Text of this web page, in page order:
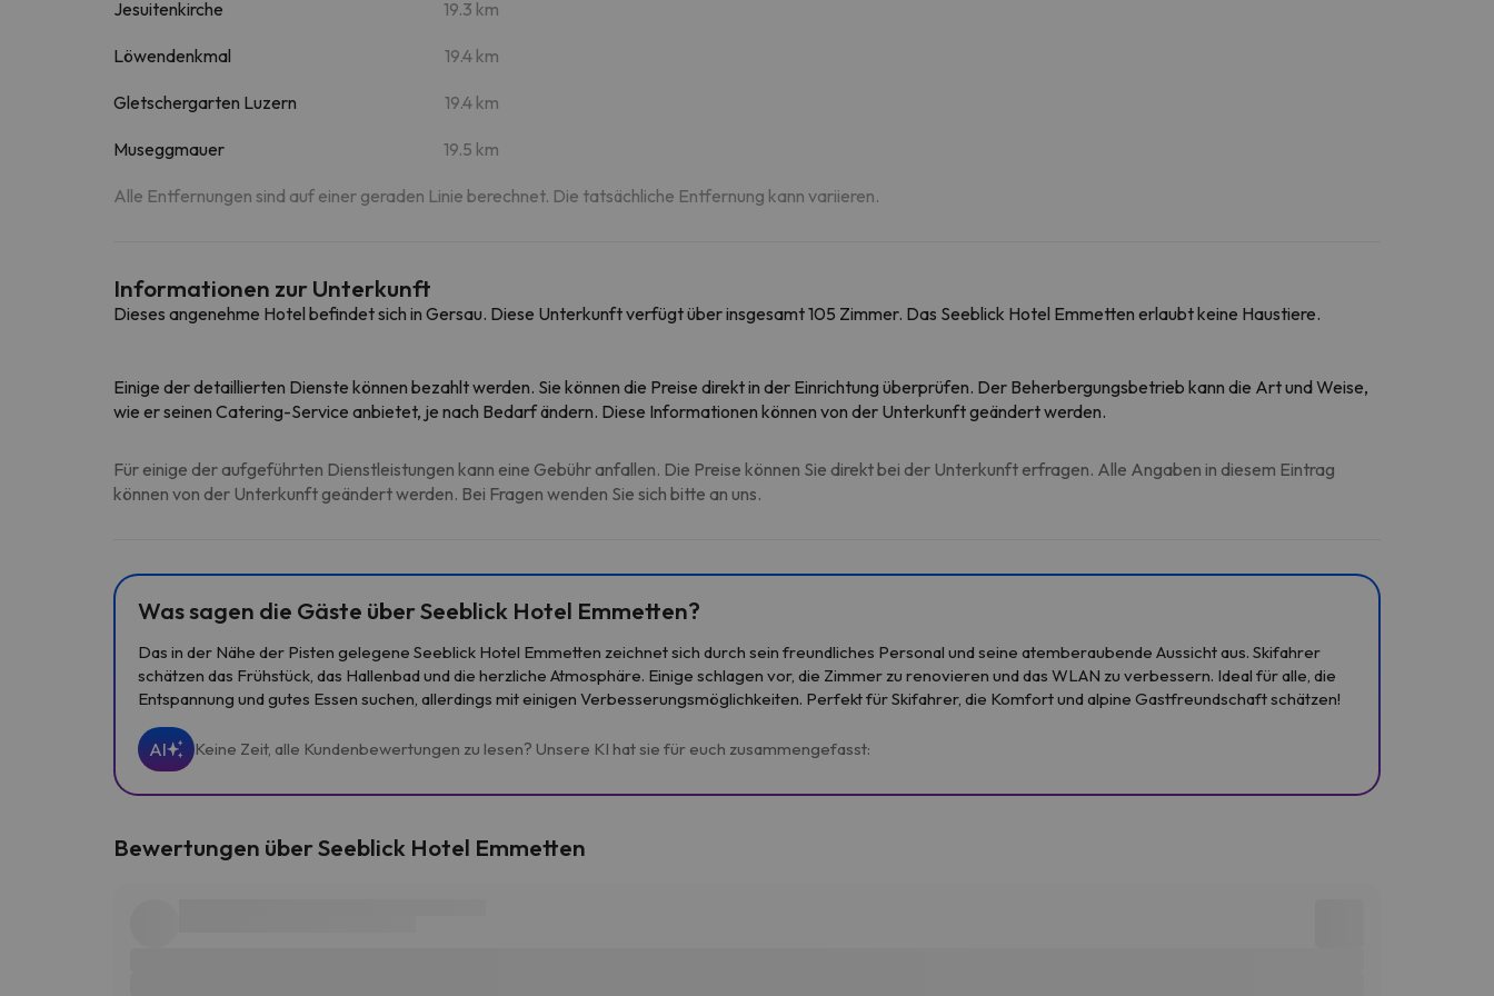
Jesuitenkirche 19.3 km
Löwendenkmal 19.4 km
Gletschergarten Luzern 19.4 km
Museggmauer 19.5 km
Alle Entfernungen sind auf einer geraden Linie berechnet. Die tatsächliche Entfernung kann variieren.
Informationen zur Unterkunft
Dieses angenehme Hotel befindet sich in Gersau. Diese Unterkunft verfügt über insgesamt 105 Zimmer. Das Seeblick Hotel Emmetten erlaubt keine Haustiere.
Einige der detaillierten Dienste können bezahlt werden. Sie können die Preise direkt in der Einrichtung überprüfen. Der Beherbergungsbetrieb kann die Art und Weise,
wie er seinen Catering-Service anbietet, je nach Bedarf ändern. Diese Informationen können von der Unterkunft geändert werden.
Für einige der aufgeführten Dienstleistungen kann eine Gebühr anfallen. Die Preise können Sie direkt bei der Unterkunft erfragen. Alle Angaben in diesem Eintrag
können von der Unterkunft geändert werden. Bei Fragen wenden Sie sich bitte an uns.
Was sagen die Gäste über Seeblick Hotel Emmetten?
Das in der Nähe der Pisten gelegene Seeblick Hotel Emmetten zeichnet sich durch sein freundliches Personal und seine atemberaubende Aussicht aus. Skifahrer
schätzen das Frühstück, das Hallenbad und die herzliche Atmosphäre. Einige schlagen vor, die Zimmer zu renovieren und das WLAN zu verbessern. Ideal für alle, die
Entspannung und gutes Essen suchen, allerdings mit einigen Verbesserungsmöglichkeiten. Perfekt für Skifahrer, die Komfort und alpine Gastfreundschaft schätzen!
AI Keine Zeit, alle Kundenbewertungen zu lesen? Unsere KI hat sie für euch zusammengefasst:
Bewertungen über Seeblick Hotel Emmetten